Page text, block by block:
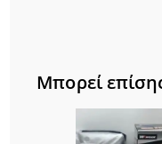
Μπορεί